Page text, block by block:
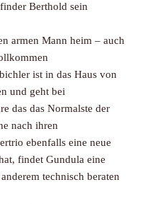
Berthold sein
armen Mann heim – auch
ist in das Haus von
und geht bei
das das Normalste der
nach ihren
ebenfalls eine neue
findet Gundula eine
technisch beraten